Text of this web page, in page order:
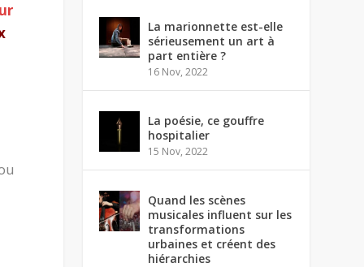
La marionnette est-elle
sérieusement un art à
part entière ?
16 Nov, 2022
La poésie, ce gouffre
hospitalier
15 Nov, 2022
Quand les scènes
musicales influent sur les
transformations
urbaines et créent des
hiérarchies